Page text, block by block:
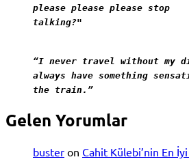
please please please stop
talking?"
“I never travel without my
always have something
the train.”
Gelen Yorumlar
buster on Cahit Külebi’nin En